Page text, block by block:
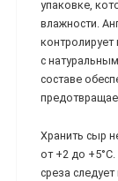
упаковке,
влажности.
с
составе
Хранить сыр
от +2 до
среза